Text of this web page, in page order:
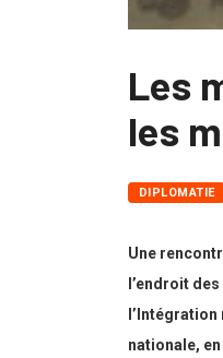
Les
les
DIPLOMATIE
Une
l’endroit
nationale,